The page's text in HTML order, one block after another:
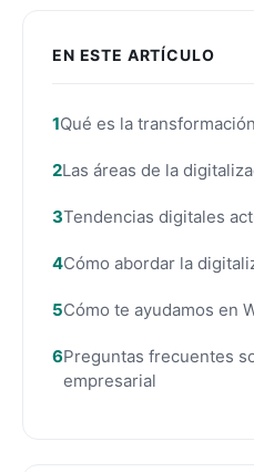
EN ESTE ARTÍCULO
Qué es la
Las áreas de la
Tendencias digitales
Cómo abordar la
Cómo te ayudamos en
Preguntas frecuentes
empresarial